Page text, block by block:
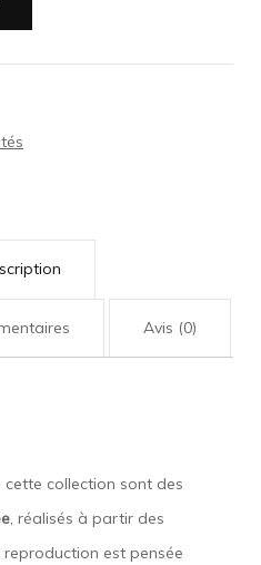
Avis (0)
collection sont des
, réalisés à partir des
est pensée